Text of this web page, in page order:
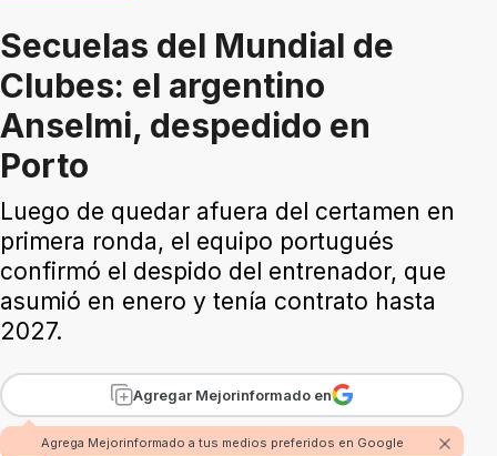
Secuelas del Mundial de
Clubes: el argentino
Anselmi, despedido en
Porto
Luego de quedar afuera del certamen en
primera ronda, el equipo portugués
confirmó el despido del entrenador, que
asumió en enero y tenía contrato hasta
2027.
Agregar Mejorinformado en
Agrega Mejorinformado a tus medios preferidos en Google
Por Juan Sáber